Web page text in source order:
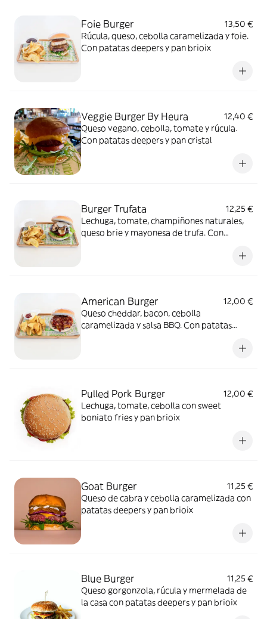
Foie Burger
13,50 €
Rúcula, queso, cebolla caramelizada y foie.
Con patatas deepers y pan brioix
Veggie Burger By Heura
12,40 €
Queso vegano, cebolla, tomate y rúcula.
Con patatas deepers y pan cristal
Burger Trufata
12,25 €
Lechuga, tomate, champiñones naturales,
queso brie y mayonesa de trufa. Con
American Burger
12,00 €
Queso cheddar, bacon, cebolla
caramelizada y salsa BBQ. Con patatas
Pulled Pork Burger
12,00 €
Lechuga, tomate, cebolla con sweet
boniato fries y pan brioix
Goat Burger
11,25 €
Queso de cabra y cebolla caramelizada con
patatas deepers y pan brioix
Blue Burger
11,25 €
Queso gorgonzola, rúcula y mermelada de
la casa con patatas deepers y pan brioix